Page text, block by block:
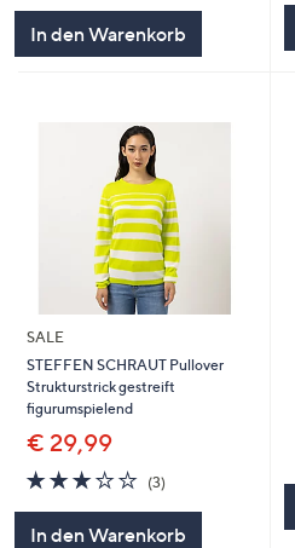
In den Warenkorb
SALE
STEFFEN SCHRAUT Pullover
Strukturstrick gestreift
figurumspielend
€ 29,99
3.0
von
5
(3)
In den Warenkorb